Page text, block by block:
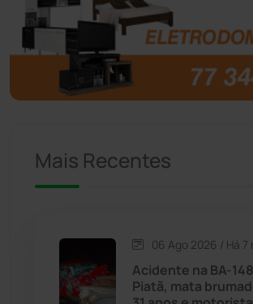
Brasil
Brumado
Caetanos
Cândido Sales
Mais Recentes
06 Ago 2026 / Há 7
Acidente na BA-
Piatã, mata